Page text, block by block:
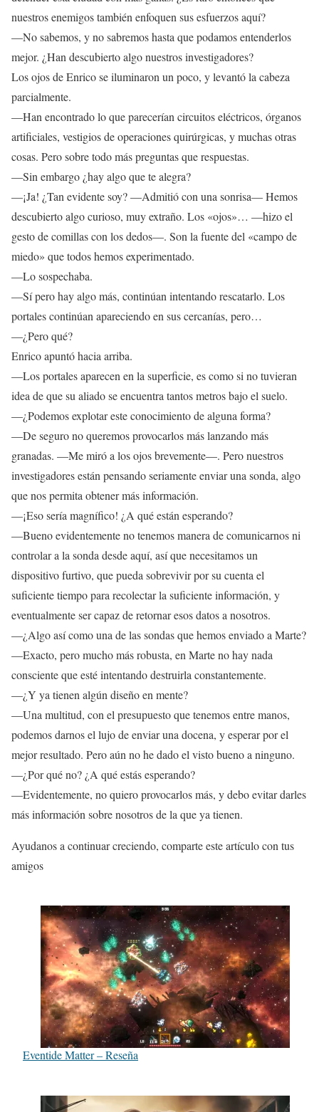
nuestros enemigos también enfoquen sus esfuerzos aquí?
—No sabemos, y no sabremos hasta que podamos entenderlos
mejor. ¿Han descubierto algo nuestros investigadores?
Los ojos de Enrico se iluminaron un poco, y levantó la cabeza
parcialmente.
—Han encontrado lo que parecerían circuitos eléctricos, órganos
artificiales, vestigios de operaciones quirúrgicas, y muchas otras
cosas. Pero sobre todo más preguntas que respuestas.
—Sin embargo ¿hay algo que te alegra?
—¡Ja! ¿Tan evidente soy? —Admitió con una sonrisa— Hemos
descubierto algo curioso, muy extraño. Los «ojos»… —hizo el
gesto de comillas con los dedos—. Son la fuente del «campo de
miedo» que todos hemos experimentado.
—Lo sospechaba.
—Sí pero hay algo más, continúan intentando rescatarlo. Los
portales continúan apareciendo en sus cercanías, pero…
—¿Pero qué?
Enrico apuntó hacia arriba.
—Los portales aparecen en la superficie, es como si no tuvieran
idea de que su aliado se encuentra tantos metros bajo el suelo.
—¿Podemos explotar este conocimiento de alguna forma?
—De seguro no queremos provocarlos más lanzando más
granadas. —Me miró a los ojos brevemente—. Pero nuestros
investigadores están pensando seriamente enviar una sonda, algo
que nos permita obtener más información.
—¡Eso sería magnífico! ¿A qué están esperando?
—Bueno evidentemente no tenemos manera de comunicarnos ni
controlar a la sonda desde aquí, así que necesitamos un
dispositivo furtivo, que pueda sobrevivir por su cuenta el
suficiente tiempo para recolectar la suficiente información, y
eventualmente ser capaz de retornar esos datos a nosotros.
—¿Algo así como una de las sondas que hemos enviado a Marte?
—Exacto, pero mucho más robusta, en Marte no hay nada
consciente que esté intentando destruirla constantemente.
—¿Y ya tienen algún diseño en mente?
—Una multitud, con el presupuesto que tenemos entre manos,
podemos darnos el lujo de enviar una docena, y esperar por el
mejor resultado. Pero aún no he dado el visto bueno a ninguno.
—¿Por qué no? ¿A qué estás esperando?
—Evidentemente, no quiero provocarlos más, y debo evitar darles
más información sobre nosotros de la que ya tienen.
Ayudanos a continuar creciendo, comparte este artículo con tus
amigos
Eventide Matter – Reseña